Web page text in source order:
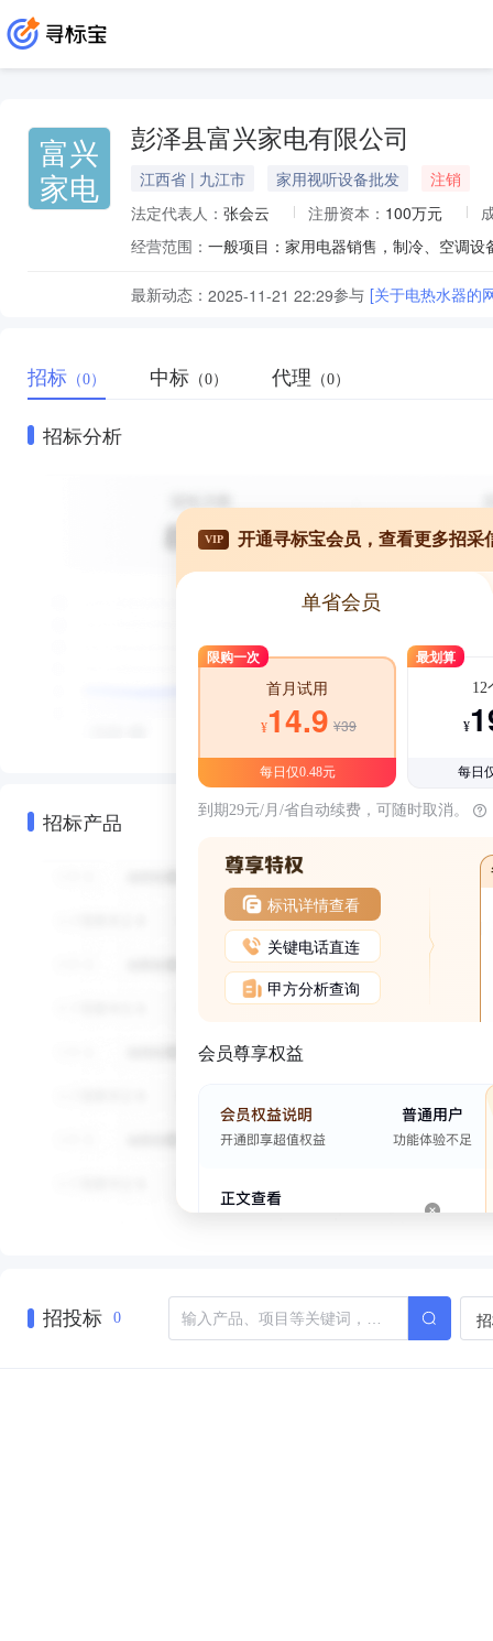
富兴
家电
彭泽县富兴家电有限公司
江西省 | 九江市 家用视听设备批发
注销
法定代表人： 张会云 注册资本： 100万元
经营范围：
最新动态： 2025-11-21 22:29参与 [关于电热水器的
招标 （0） 中标 （0） 代理 （0）
招标分析
招标产品
VIP 开通寻标宝会员，查看更多招采
单省会员
限购一次
首月试用
¥14.9 ¥39
每日仅0.48元
最划算
12
¥
每日
到期29元/月/省自动续费，可随时取消。
标讯详情查看
关键电话直连
甲方分析查询
会员尊享权益
招投标 0